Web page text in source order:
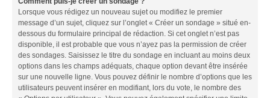
Lorsque vous rédigez un nouveau sujet ou modifiez le premier
message d’un sujet, cliquez sur l’onglet « Créer un sondage » situé en-
dessous du formulaire principal de rédaction. Si cet onglet n’est pas
disponible, il est probable que vous n’ayez pas la permission de créer
des sondages. Saisissez le titre du sondage en incluant au moins deux
options dans les champs adéquats, chaque option devant être insérée
sur une nouvelle ligne. Vous pouvez définir le nombre d’options que les
utilisateurs peuvent insérer en modifiant, lors du vote, le nombre des